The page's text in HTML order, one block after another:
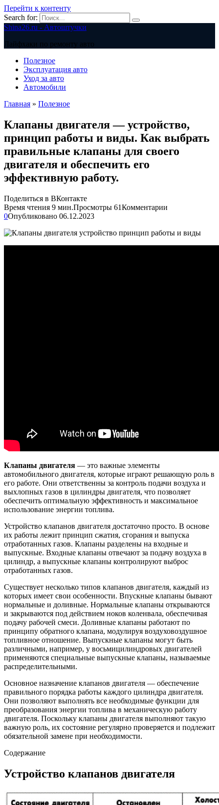
Перейти к контенту
Search for:
Shina26.ru - Автоштучки
Лайфхаки по ремонту авто
Полезное
Эксплуатация авто
Уход за авто
Автомобили
Главная » Полезное
Клапаны двигателя — устройство,
принцип работы и виды. Как выбрать
правильные клапаны для своего
двигателя и обеспечить его
эффективную работу.
Поделиться в ВКонтакте
Время чтения 9 мин.Просмотры 61Комментарии
0Опубликовано 06.12.2023
Клапаны двигателя — это важные элементы
автомобильного двигателя, которые играют решающую роль в
его работе. Они ответственны за контроль подачи воздуха и
выхлопных газов в цилиндры двигателя, что позволяет
обеспечить оптимальную эффективность и максимальное
использование энергии топлива.
Устройство клапанов двигателя достаточно просто. В основе
их работы лежит принцип сжатия, сгорания и выпуска
отработанных газов. Клапаны разделены на входные и
выпускные. Входные клапаны отвечают за подачу воздуха в
цилиндр, а выпускные клапаны контролируют выброс
отработанных газов.
Существует несколько типов клапанов двигателя, каждый из
которых имеет свои особенности. Впускные клапаны бывают
нормальные и доливные. Нормальные клапаны открываются
и закрываются под действием ноков коленвала, обеспечивая
подачу рабочей смеси. Доливные клапаны работают по
принципу обратного клапана, модулируя воздуховоздушное
топливное отношение. Выпускные клапаны могут быть
различными, например, у восьмицилиндровых двигателей
применяются специальные выпускные клапаны, называемые
распределительными.
Основное назначение клапанов двигателя — обеспечение
правильного порядка работы каждого цилиндра двигателя.
Они позволяют выполнять все необходимые функции для
преобразования энергии топлива в механическую работу
двигателя. Поскольку клапаны двигателя выполняют такую
важную роль, их состояние регулярно проверяется и подлежит
обязательной замене при необходимости.
Содержание
Устройство клапанов двигателя